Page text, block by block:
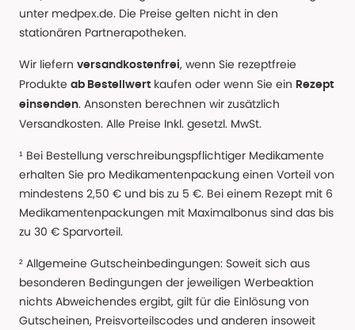
unter medpex.de. Die Preise gelten nicht in den
stationären Partnerapotheken.
Wir liefern versandkostenfrei, wenn Sie rezeptfreie
Produkte ab Bestellwert kaufen oder wenn Sie ein Rezept
einsenden. Ansonsten berechnen wir zusätzlich
Versandkosten. Alle Preise Inkl. gesetzl. MwSt.
¹ Bei Bestellung verschreibungspflichtiger Medikamente
erhalten Sie pro Medikamentenpackung einen Vorteil von
mindestens 2,50 € und bis zu 5 €. Bei einem Rezept mit 6
Medikamentenpackungen mit Maximalbonus sind das bis
zu 30 € Sparvorteil.
² Allgemeine Gutscheinbedingungen: Soweit sich aus
besonderen Bedingungen der jeweiligen Werbeaktion
nichts Abweichendes ergibt, gilt für die Einlösung von
Gutscheinen, Preisvorteilscodes und anderen insoweit